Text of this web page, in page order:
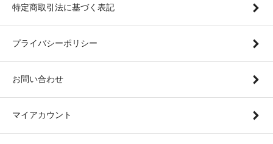
特定商取引法に基づく表記
プライバシーポリシー
お問い合わせ
マイアカウント